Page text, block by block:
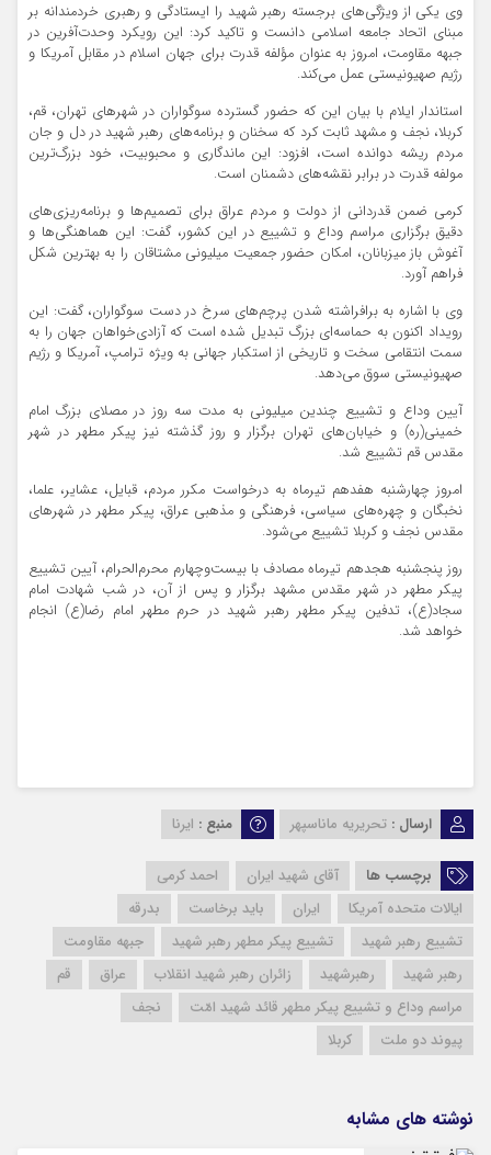
وی یکی از ویژگی‌های برجسته رهبر شهید را ایستادگی و رهبری خردمندانه بر
مبنای اتحاد جامعه اسلامی دانست و تاکید کرد: این رویکرد وحدت‌آفرین در
جبهه مقاومت، امروز به عنوان مؤلفه قدرت برای جهان اسلام در مقابل آمریکا و
رژیم صهیونیستی عمل می‌کند.
استاندار ایلام با بیان این‌ که حضور گسترده سوگواران در شهرهای تهران، قم،
کربلا، نجف و مشهد ثابت کرد که سخنان و برنامه‌های رهبر شهید در دل و جان
مردم ریشه دوانده است، افزود: این ماندگاری و محبوبیت، خود بزرگ‌ترین
مولفه قدرت در برابر نقشه‌های دشمنان است.
کرمی ضمن قدردانی از دولت و مردم عراق برای تصمیم‌ها و برنامه‌ریزی‌های
دقیق برگزاری مراسم وداع و تشییع در این کشور، گفت: این هماهنگی‌ها و
آغوش باز میزبانان، امکان حضور جمعیت میلیونی مشتاقان را به بهترین شکل
فراهم آورد.
وی با اشاره به برافراشته شدن پرچم‌های سرخ در دست سوگواران، گفت: این
رویداد اکنون به حماسه‌ای بزرگ تبدیل شده است که آزادی‌خواهان جهان را به
سمت انتقامی سخت و تاریخی از استکبار جهانی به ویژه ترامپ، آمریکا و رژیم
صهیونیستی سوق می‌دهد.
آیین وداع و تشییع چندین میلیونی به مدت سه روز در مصلای بزرگ امام
خمینی(ره) و خیابان‌های تهران برگزار و روز گذشته نیز پیکر مطهر در شهر
مقدس قم تشییع شد.
امروز چهارشنبه هفدهم تیرماه به درخواست مکرر مردم، قبایل، عشایر، علما،
نخبگان و چهره‌های سیاسی، فرهنگی و مذهبی عراق، پیکر مطهر در شهرهای
مقدس نجف و کربلا تشییع می‌شود.
روز پنجشنبه هجدهم تیرماه مصادف با بیست‌وچهارم محرم‌الحرام، آیین تشییع
پیکر مطهر در شهر مقدس مشهد برگزار و پس از آن، در شب شهادت امام
سجاد(ع)، تدفین پیکر مطهر رهبر شهید در حرم مطهر امام رضا(ع) انجام
خواهد شد.
ارسال : تحریریه ماناسپهر منبع : ایرنا
برچسب ها آقای شهید ایران
احمد کرمی
ایالات متحده آمریکا
ایران باید برخاست
بدرقه
تشییع رهبر شهید
تشییع پیکر مطهر رهبر شهید
جبهه مقاومت
رهبر شهید
رهبرشهید زائران رهبر شهید انقلاب عراق
قم
مراسم وداع و تشییع پیکر مطهر قائد شهید امّت
نجف
پیوند دو ملت
کربلا
نوشته های مشابه